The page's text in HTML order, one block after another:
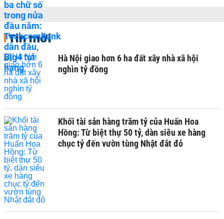
Tin mới
Hà Nội giao hơn 6 ha đất xây nhà xã hội
nghìn tỷ đồng
Khối tài sản hàng trăm tỷ của Huấn Hoa
Hồng: Từ biệt thự 50 tỷ, dàn siêu xe hàng
chục tỷ đến vườn tùng Nhật đắt đỏ